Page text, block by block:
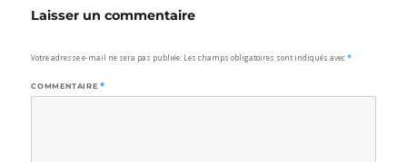
Laisser un commentaire
Votre adresse e-mail ne sera pas publiée. Les champs obligatoires sont indiqués avec*
COMMENTAIRE *